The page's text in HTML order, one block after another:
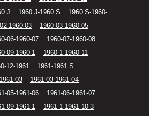
J 1960 J-1960 S
1960 S-1960-
1960-03
1960-03-1960-05
06-1960-07
1960-07-1960-08
09-1960-1
1960-1-1960-11
12-1961
1961-1961 S
03
1961-03-1961-04
05-1961-06
1961-06-1961-07
09-1961-1
1961-1-1961-10-3